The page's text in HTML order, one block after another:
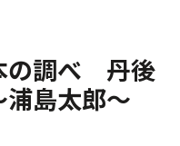
の調べ 丹後
島太郎～